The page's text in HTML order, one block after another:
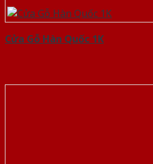
Cửa Gỗ Hàn Quốc 1K